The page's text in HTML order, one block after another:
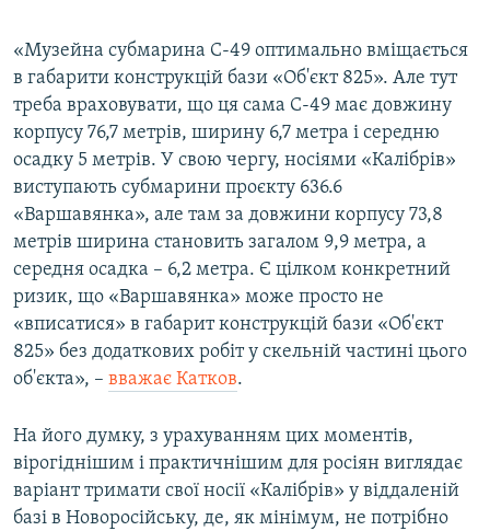
«Музейна субмарина С-49 оптимально вміщається
в габарити конструкцій бази «Об'єкт 825». Але тут
треба враховувати, що ця сама С-49 має довжину
корпусу 76,7 метрів, ширину 6,7 метра і середню
осадку 5 метрів. У свою чергу, носіями «Калібрів»
виступають субмарини проєкту 636.6
«Варшавянка», але там за довжини корпусу 73,8
метрів ширина становить загалом 9,9 метра, а
середня осадка – 6,2 метра. Є цілком конкретний
ризик, що «Варшавянка» може просто не
«вписатися» в габарит конструкцій бази «Об'єкт
825» без додаткових робіт у скельній частині цього
об'єкта», – вважає Катков.
На його думку, з урахуванням цих моментів,
вірогіднішим і практичнішим для росіян виглядає
варіант тримати свої носії «Калібрів» у віддаленій
базі в Новоросійську, де, як мінімум, не потрібно